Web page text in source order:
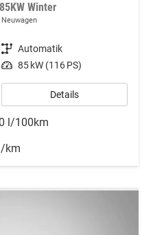
Winter
Neuwagen
Getriebe Automatik
Leistung 85 kW (116 PS)
Details
l/100km
km